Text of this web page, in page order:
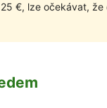
€, lze očekávat,